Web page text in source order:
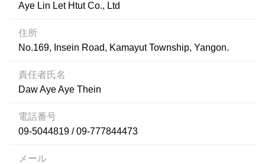
Aye Lin Let Htut Co., Ltd
住所
No.169, Insein Road, Kamayut Township, Yangon.
責任者氏名
Daw Aye Aye Thein
電話番号
09-5044819 / 09-777844473
メール